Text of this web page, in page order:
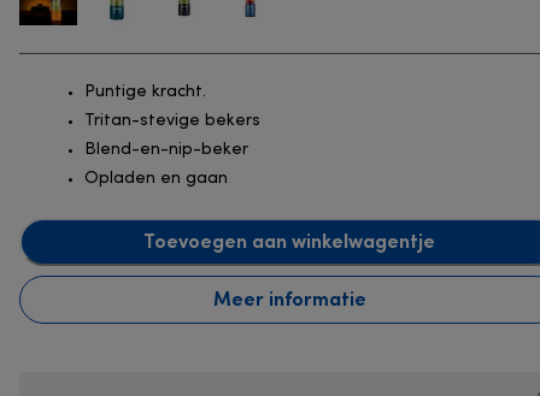
Puntige kracht.
Tritan-stevige bekers
Blend-en-nip-beker
Opladen en gaan
Toevoegen aan winkelwagentje
Meer informatie